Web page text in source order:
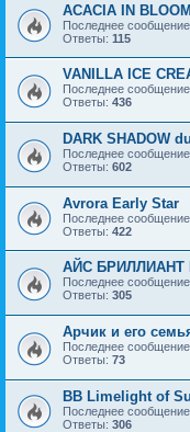
ACACIA IN
Последнее сообщение
Ответы: 115
VANILLA ICE
Последнее сообщение
Ответы: 436
DARK SHADOW
Последнее сообщение
Ответы: 602
Avrora Early Star
Последнее сообщение
Ответы: 422
АЙС БРИЛЛИАНТ
Последнее сообщение
Ответы: 305
Арчик и его
Последнее сообщение
Ответы: 73
BB Limelight of
Последнее сообщение
Ответы: 306